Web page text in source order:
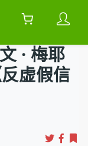
· 梅耶
虚假信